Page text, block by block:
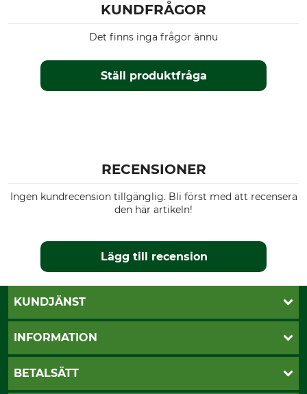
KUNDFRÅGOR
Ställ produktfråga
Det finns inga frågor ännu
RECENSIONER
Ingen kundrecension tillgänglig. Bli först med att recensera
den här artikeln!
Lägg till recension
KUNDJÄNST
Öppettider
Vanliga frågor
INFORMATION
Butik Vansbro
BETALSÄTT